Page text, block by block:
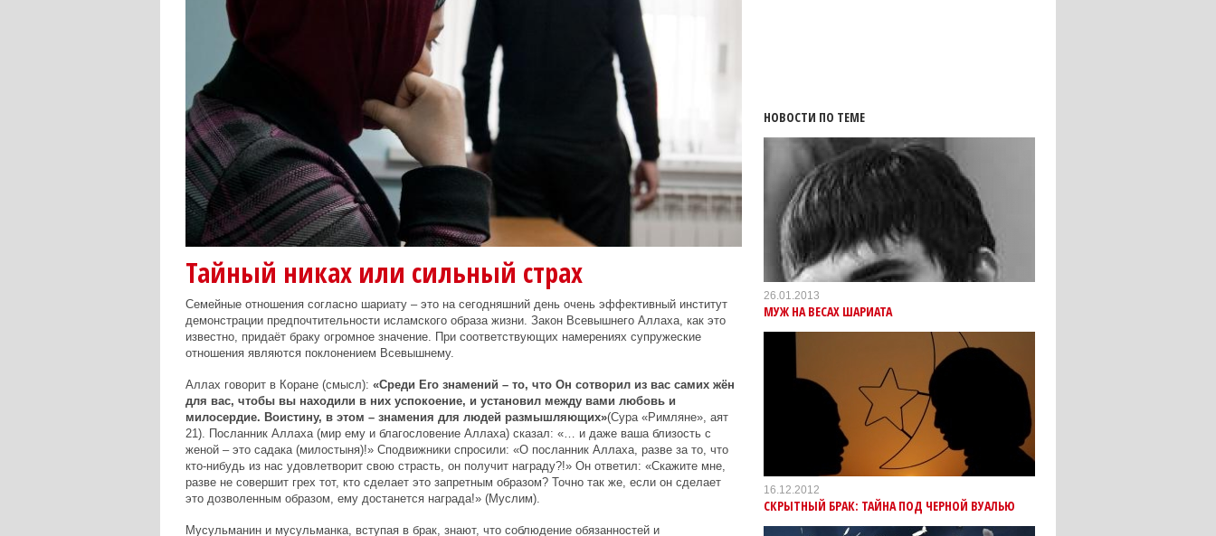
Тайный никах или сильный страх
Семейные отношения согласно шариату – это на сегодняшний день очень эффективный институт
демонстрации предпочтительности исламского образа жизни. Закон Всевышнего Аллаха, как это
известно, придаёт браку огромное значение. При соответствующих намерениях супружеские
отношения являются поклонением Всевышнему.
Аллах говорит в Коране (смысл): «Среди Его знамений – то, что Он сотворил из вас самих жён
для вас, чтобы вы находили в них успокоение, и установил между вами любовь и
милосердие. Воистину, в этом – знамения для людей размышляющих»(Сура «Римляне», аят
21). Посланник Аллаха (мир ему и благословение Аллаха) сказал: «… и даже ваша близость с
женой – это садака (милостыня)!» Сподвижники спросили: «О посланник Аллаха, разве за то, что
кто-нибудь из нас удовлетворит свою страсть, он получит награду?!» Он ответил: «Скажите мне,
разве не совершит грех тот, кто сделает это запретным образом? Точно так же, если он сделает
это дозволенным образом, ему достанется награда!» (Муслим).
Мусульманин и мусульманка, вступая в брак, знают, что соблюдение обязанностей и
НОВОСТИ ПО ТЕМЕ
26.01.2013
МУЖ НА ВЕСАХ ШАРИАТА
16.12.2012
СКРЫТНЫЙ БРАК: ТАЙНА ПОД ЧЕРНОЙ ВУАЛЬЮ